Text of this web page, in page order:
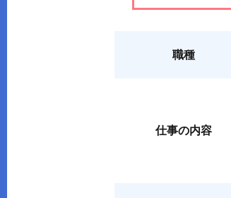
職種
仕事の内容